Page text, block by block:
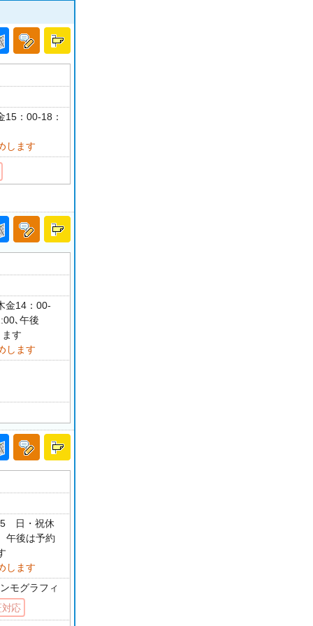
：00-18：
します
金14：00-
､午後
す
します
日・祝休
後は予約
します
モグラフィ
応